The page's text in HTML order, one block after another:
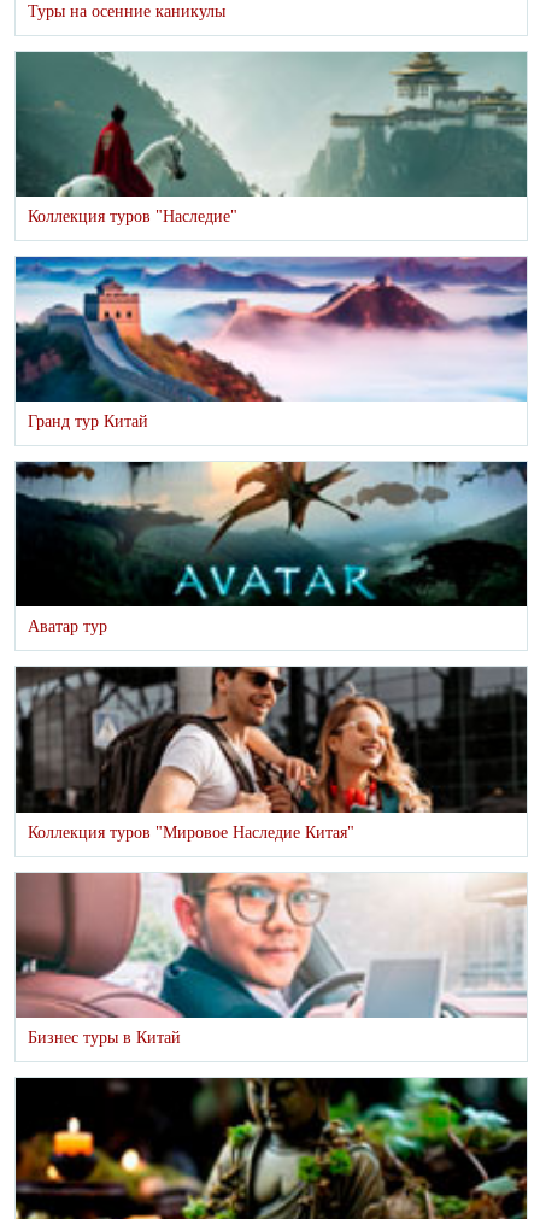
Туры на осенние каникулы
Коллекция туров "Наследие"
Гранд тур Китай
Аватар тур
Коллекция туров "Мировое Наследие Китая"
Бизнес туры в Китай